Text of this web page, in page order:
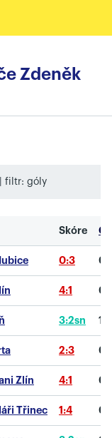
Zdeněk
| filtr: góly
Skóre
0:3 0
4:1 0
3:2sn 1
2:3 0
Zlín 4:1 0
Třinec 1:4 0